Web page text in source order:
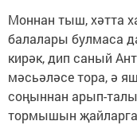
Моннан тыш, хәтта
балалары булмаса
кирәк, дип саный
мәсьәләсе тора, ә
соңыннан арып-
тормышын